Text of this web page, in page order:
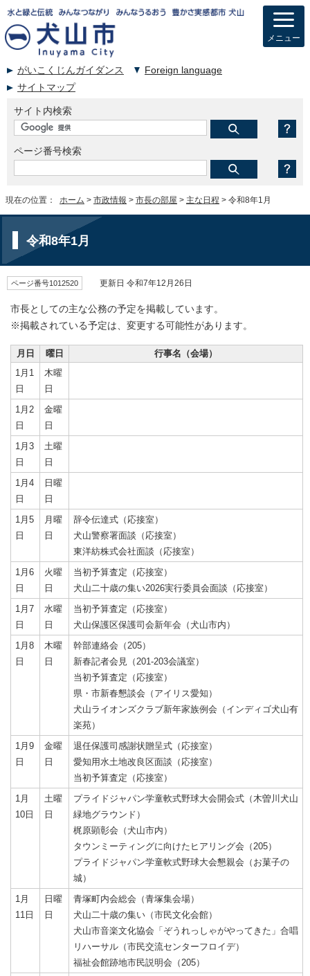
がいこくじんガイダンス
Foreign language
サイトマップ
サイト内検索
ページ番号検索
メニュー
現在の位置： ホーム > 市政情報 > 市長の部屋 > 主な日程 > 令和8年1月
令和8年1月
ページ番号1012520 更新日 令和7年12月26日
市長としての主な公務の予定を掲載しています。
※掲載されている予定は、変更する可能性があります。
月日 曜日
行事名（会場）
1月1
日
木曜
日
1月2
日
金曜
日
1月3
日
土曜
日
1月4
日
日曜
日
1月5
日
月曜
日
辞令伝達式（応接室）
犬山警察署面談（応接室）
東洋紡株式会社面談（応接室）
1月6
日
火曜
日
当初予算査定（応接室）
犬山二十歳の集い2026実行委員会面談（応接室）
1月7
日
水曜
日
当初予算査定（応接室）
犬山保護区保護司会新年会（犬山市内）
1月8
日
木曜
日
幹部連絡会（205）
新春記者会見（201-203会議室）
当初予算査定（応接室）
県・市新春懇談会（アイリス愛知）
犬山ライオンズクラブ新年家族例会（インディゴ犬山有
楽苑）
1月9
日
金曜
日
退任保護司感謝状贈呈式（応接室）
愛知用水土地改良区面談（応接室）
当初予算査定（応接室）
1月
10日
土曜
日
プライドジャパン学童軟式野球大会開会式（木曽川犬山
緑地グラウンド）
梶原顕彰会（犬山市内）
タウンミーティングに向けたヒアリング会（205）
プライドジャパン学童軟式野球大会懇親会（お菓子の
城）
1月
11日
日曜
日
青塚町内会総会（青塚集会場）
犬山二十歳の集い（市民文化会館）
犬山市音楽文化協会「ぞうれっしゃがやってきた」合唱
リハーサル（市民交流センターフロイデ）
福祉会館跡地市民説明会（205）